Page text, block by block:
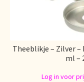
Theeblikje – Zilver –
ml –
Log in voor